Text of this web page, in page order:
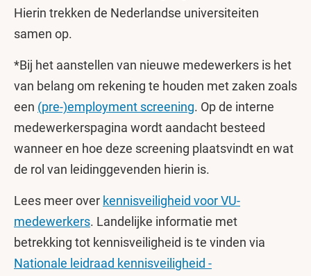
Hierin trekken de Nederlandse universiteiten
samen op.
*Bij het aanstellen van nieuwe medewerkers is het
van belang om rekening te houden met zaken zoals
een (pre-)employment screening. Op de interne
medewerkerspagina wordt aandacht besteed
wanneer en hoe deze screening plaatsvindt en wat
de rol van leidinggevenden hierin is.
Lees meer over kennisveiligheid voor VU-
medewerkers. Landelijke informatie met
betrekking tot kennisveiligheid is te vinden via
Nationale leidraad kennisveiligheid -